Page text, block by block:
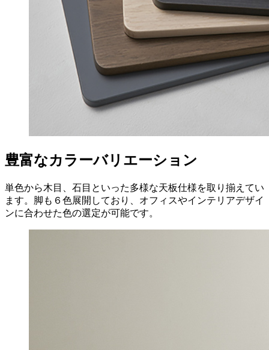
豊富なカラーバリエーション
単色から木目、石目といった多様な天板仕様を取り揃えてい
ます。脚も６色展開しており、オフィスやインテリアデザイ
ンに合わせた色の選定が可能です。